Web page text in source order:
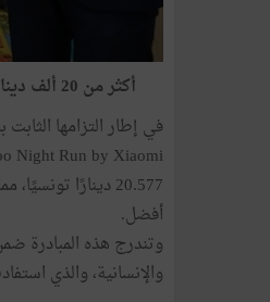
أكثر من 20 ألف دينار لدعم الأطفال فاقدي السند في إطار برنامج المسؤولية المجتمعية “تونس تعيش”
20.577 دينارًا
أفضل.
والإنسانية، والذي